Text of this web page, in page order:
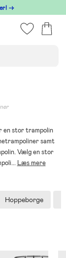
→
en stor trampolin
samt
Vælg en stor
... Læs mere
Hoppeborge